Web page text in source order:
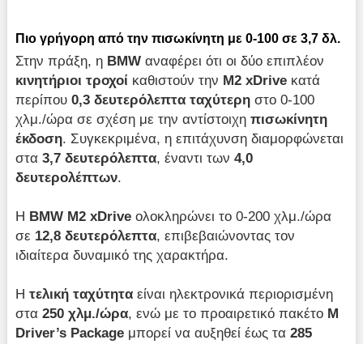
Πιο γρήγορη από την πισωκίνητη με 0-100 σε 3,7 δλ.
Στην πράξη, η BMW αναφέρει ότι οι δύο επιπλέον
κινητήριοι τροχοί καθιστούν την M2 xDrive κατά
περίπου0,3 δευτερόλεπτα ταχύτερη στο 0-100
χλμ./ώρα σε σχέση με την αντίστοιχηπισωκίνητη
έκδοση. Συγκεκριμένα, η επιτάχυνση διαμορφώνεται
στα3,7 δευτερόλεπτα, έναντι των4,0
δευτερολέπτων.
Η BMW M2 xDrive ολοκληρώνει το 0-200 χλμ./ώρα
σε 12,8 δευτερόλεπτα, επιβεβαιώνοντας τον
ιδιαίτερα δυναμικό της χαρακτήρα.
Ητελική ταχύτητα είναι ηλεκτρονικά περιορισμένη
στα250 χλμ./ώρα, ενώ με το προαιρετικό πακέτο M
Driver’s Package μπορεί να αυξηθεί έως τα285